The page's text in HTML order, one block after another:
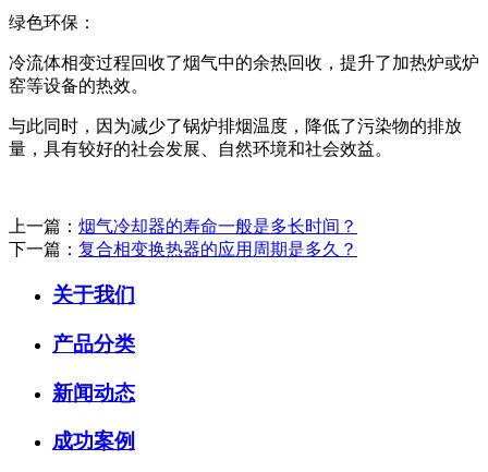
绿色环保：
冷流体相变过程回收了烟气中的余热回收，提升了加热炉或炉
窑等设备的热效。
与此同时，因为减少了锅炉排烟温度，降低了污染物的排放
量，具有较好的社会发展、自然环境和社会效益。
上一篇： 烟气冷却器的寿命一般是多长时间？
下一篇： 复合相变换热器的应用周期是多久？
关于我们
产品分类
新闻动态
成功案例